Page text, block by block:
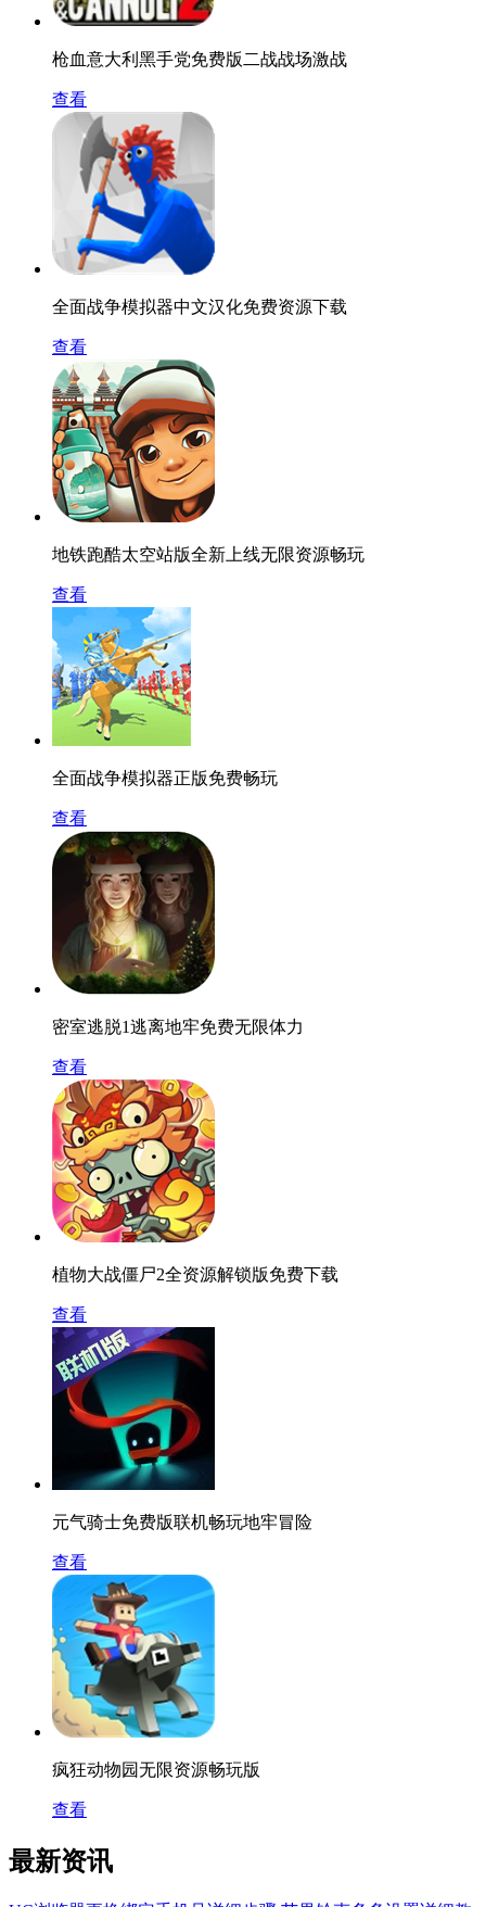
枪血意大利黑手党免费版二战战场激战
查看
全面战争模拟器中文汉化免费资源下载
查看
地铁跑酷太空站版全新上线无限资源畅玩
查看
全面战争模拟器正版免费畅玩
查看
密室逃脱1逃离地牢免费无限体力
查看
植物大战僵尸2全资源解锁版免费下载
查看
元气骑士免费版联机畅玩地牢冒险
查看
疯狂动物园无限资源畅玩版
查看
最新资讯